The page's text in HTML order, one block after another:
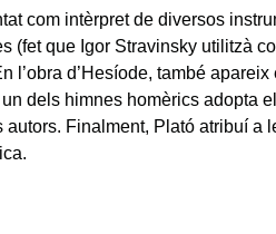
com intèrpret de diversos
(fet que Igor Stravinsky utilitzà
l’obra d’Hesíode, també
dels himnes homèrics adopta
Finalment, Plató atribuí a